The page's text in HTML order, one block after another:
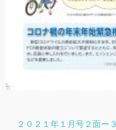
２０２１年１月号２面